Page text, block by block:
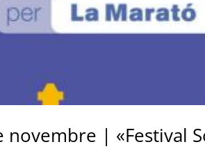
novembre | «Festival